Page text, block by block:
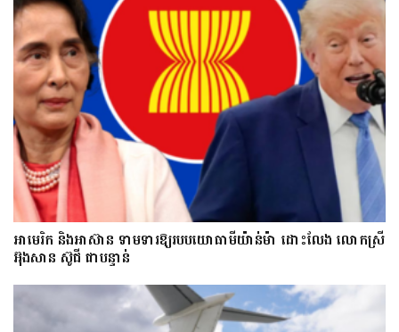
អាមេរិក និងអាស៊ាន ទាមទារឱ្យ​របបយោធាមីយ៉ាន់ម៉ា​ ដោះ​លែង​ លោកស្រី
អ៊ុងសាន ស៊ូជី ជា​បន្ទាន់